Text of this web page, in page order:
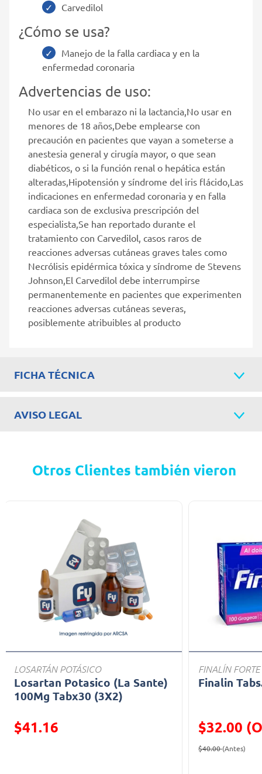
Carvedilol
¿Cómo se usa?
Manejo de la falla cardiaca y en la
enfermedad coronaria
Advertencias de uso:
No usar en el embarazo ni la lactancia,No usar en
menores de 18 años,Debe emplearse con
precaución en pacientes que vayan a someterse a
anestesia general y cirugía mayor, o que sean
diabéticos, o si la función renal o hepática están
alteradas,Hipotensión y síndrome del iris flácido,Las
indicaciones en enfermedad coronaria y en falla
cardiaca son de exclusiva prescripción del
especialista,Se han reportado durante el
tratamiento con Carvedilol, casos raros de
reacciones adversas cutáneas graves tales como
Necrólisis epidérmica tóxica y síndrome de Stevens
Johnson,El Carvedilol debe interrumpirse
permanentemente en pacientes que experimenten
reacciones adversas cutáneas severas,
posiblemente atribuibles al producto
FICHA TÉCNICA
AVISO LEGAL
Otros Clientes también vieron
LOSARTÁN POTÁSICO
Losartan Potasico (La Sante)
100Mg Tabx30 (3X2)
$41.16
FINALÍN FORTE
Finalin
$32.00
Precio
$40.00(Antes)